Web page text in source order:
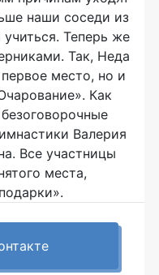
наши соседи из
Теперь же
Так, Неда
место, но и
Как
Валерия
Все участницы
места,